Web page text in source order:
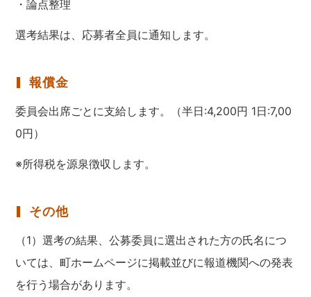
・論点整理
選考結果は、応募者全員に通知します。
報償金
委員会出席ごとに支給します。（半日:4,200円 1日:7,00
0円）
※所得税を源泉徴収します。
その他
（1）選考の結果、公募委員に選出された方の氏名につ
いては、町ホームページに掲載並びに報道機関への発表
を行う場合があります。